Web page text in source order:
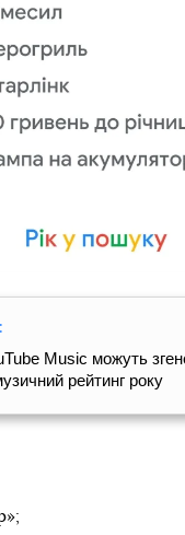
Music можуть
рейтинг року